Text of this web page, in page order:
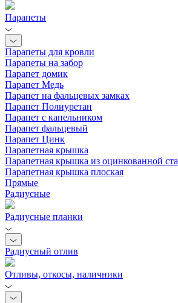
Парапеты
Парапеты для кровли
Парапеты на забор
Парапет домик
Парапет Медь
Парапет на фальцевых замках
Парапет Полиуретан
Парапет с капельником
Парапет фальцевый
Парапет Цинк
Парапетная крышка
Парапетная крышка из оцинкованной
Парапетная крышка плоская
Прямые
Радиусные
Радиусные планки
Радиусный отлив
Отливы, откосы, наличники